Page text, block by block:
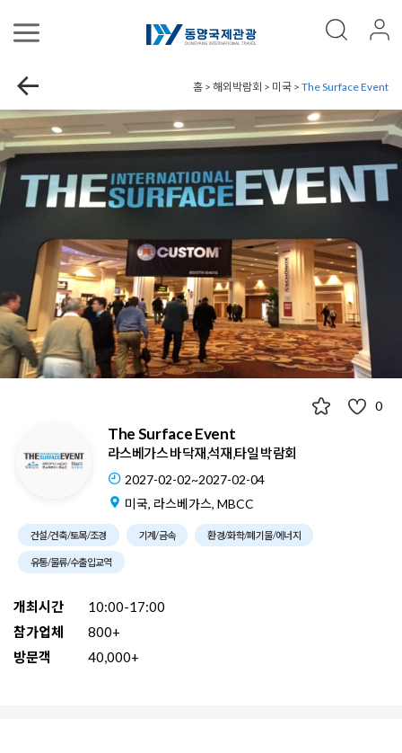
홈 > 해외박람회 > 미국 > The Surface Event
0
The Surface Event
라스베가스 바닥재,석재,타일 박람회
2027-02-02~2027-02-04
미국, 라스베가스, MBCC
건설/건축/토목/조경 기계/금속 환경/화학/폐기물/에너지
유통/물류/수출입교역
개최시간
10:00-17:00
참가업체
800+
방문객
40,000+